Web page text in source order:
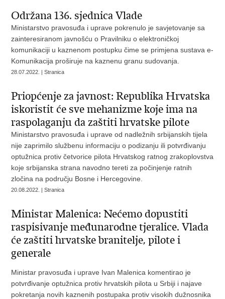
Održana 136. sjednica Vlade
Ministarstvo pravosuđa i uprave pokrenulo je savjetovanje sa
zainteresiranom javnošću o Pravilniku o elektroničkoj
komunikaciji u kaznenom postupku čime se primjena sustava e-
Komunikacija proširuje na kaznenu granu sudovanja.
28.07.2022. | Stranica
Priopćenje za javnost: Republika Hrvatska
iskoristit će sve mehanizme koje ima na
raspolaganju da zaštiti hrvatske pilote
Ministarstvo pravosuđa i uprave od nadležnih srbijanskih tijela
nije zaprimilo službenu informaciju o podizanju ili potvrđivanju
optužnica protiv četvorice pilota Hrvatskog ratnog zrakoplovstva
koje srbijanska strana navodno tereti za počinjenje ratnih
zločina na području Bosne i Hercegovine.
20.08.2022. | Stranica
Ministar Malenica: Nećemo dopustiti
raspisivanje međunarodne tjeralice. Vlada
će zaštiti hrvatske branitelje, pilote i
generale
Ministar pravosuđa i uprave Ivan Malenica komentirao je
potvrđivanje optužnica protiv hrvatskih pilota u Srbiji i najave
pokretanja novih kaznenih postupaka protiv visokih dužnosnika